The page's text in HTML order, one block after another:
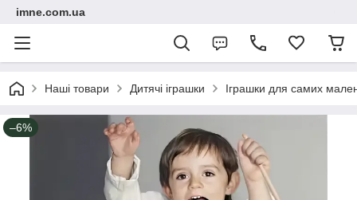
imne.com.ua
Наші товари Дитячі іграшки Іграшки для самих
–6%